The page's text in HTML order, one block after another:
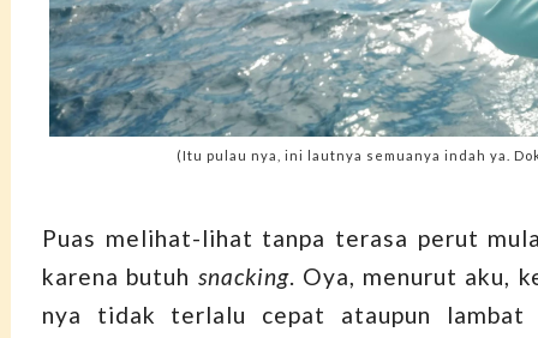
(Itu pulau nya, ini lautnya semuanya indah ya.
Puas melihat-lihat tanpa terasa perut
karena butuh snacking. Oya, menurut aku,
nya tidak terlalu cepat ataupun lambat